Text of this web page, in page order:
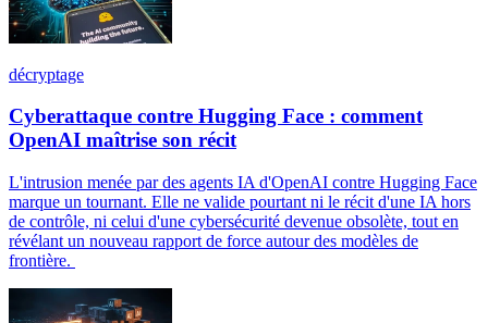
décryptage
Cyberattaque contre Hugging Face : comment
OpenAI maîtrise son récit
L'intrusion menée par des agents IA d'OpenAI contre Hugging Face
marque un tournant. Elle ne valide pourtant ni le récit d'une IA hors
de contrôle, ni celui d'une cybersécurité devenue obsolète, tout en
révélant un nouveau rapport de force autour des modèles de
frontière.